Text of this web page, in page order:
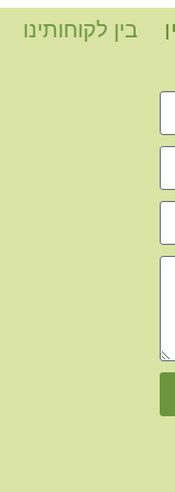
בין לקוחותינו